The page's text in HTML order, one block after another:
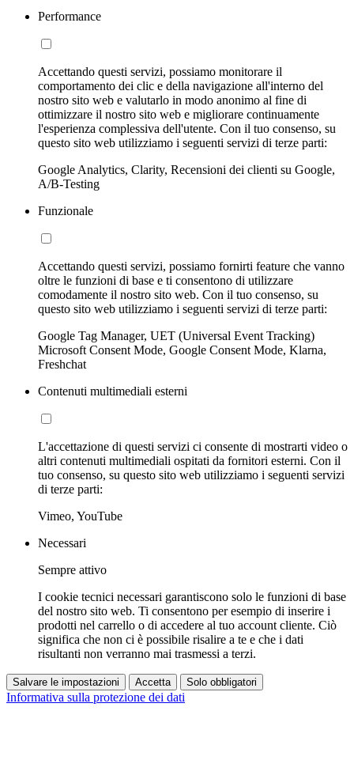
Performance
Accettando questi servizi, possiamo monitorare il
comportamento dei clic e della navigazione all'interno del
nostro sito web e valutarlo in modo anonimo al fine di
ottimizzare il nostro sito web e migliorare continuamente
l'esperienza complessiva dell'utente. Con il tuo consenso, su
questo sito web utilizziamo i seguenti servizi di terze parti:
Google Analytics, Clarity, Recensioni dei clienti su Google,
A/B-Testing
Funzionale
Accettando questi servizi, possiamo fornirti feature che vanno
oltre le funzioni di base e ti consentono di utilizzare
comodamente il nostro sito web. Con il tuo consenso, su
questo sito web utilizziamo i seguenti servizi di terze parti:
Google Tag Manager, UET (Universal Event Tracking)
Microsoft Consent Mode, Google Consent Mode, Klarna,
Freshchat
Contenuti multimediali esterni
L'accettazione di questi servizi ci consente di mostrarti video o
altri contenuti multimediali ospitati da fornitori esterni. Con il
tuo consenso, su questo sito web utilizziamo i seguenti servizi
di terze parti:
Vimeo, YouTube
Necessari
Sempre attivo
I cookie tecnici necessari garantiscono solo le funzioni di base
del nostro sito web. Ti consentono per esempio di inserire i
prodotti nel carrello o di accedere al tuo account cliente. Ciò
significa che non ci è possibile risalire a te e che i dati
risultanti non verranno mai trasmessi a terzi.
Salvare le impostazioni Accetta Solo obbligatori
Informativa sulla protezione dei dati